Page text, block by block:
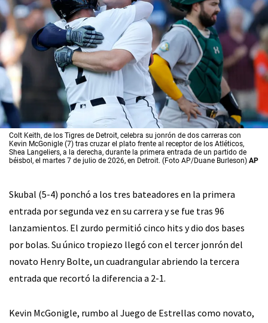
Colt Keith, de los Tigres de Detroit, celebra su jonrón de dos carreras con
Kevin McGonigle (7) tras cruzar el plato frente al receptor de los Atléticos,
Shea Langeliers, a la derecha, durante la primera entrada de un partido de
béisbol, el martes 7 de julio de 2026, en Detroit. (Foto AP/Duane Burleson) AP
Skubal (5-4) ponchó a los tres bateadores en la primera
entrada por segunda vez en su carrera y se fue tras 96
lanzamientos. El zurdo permitió cinco hits y dio dos bases
por bolas. Su único tropiezo llegó con el tercer jonrón del
novato Henry Bolte, un cuadrangular abriendo la tercera
entrada que recortó la diferencia a 2-1.
Kevin McGonigle, rumbo al Juego de Estrellas como novato,